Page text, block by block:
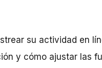
su actividad en
y cómo ajustar las